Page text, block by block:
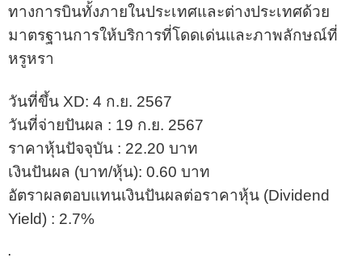
ทางการบินทั้งภายในประเทศและต่างประเทศด้วย
มาตรฐานการให้บริการที่โดดเด่นและภาพลักษณ์ที่
หรูหรา
วันที่ขึ้น XD: 4 ก.ย. 2567
วันที่จ่ายปันผล : 19 ก.ย. 2567
ราคาหุ้นปัจจุบัน : 22.20 บาท
เงินปันผล (บาท/หุ้น): 0.60 บาท
อัตราผลตอบแทนเงินปันผลต่อราคาหุ้น (Dividend
Yield) : 2.7%
.